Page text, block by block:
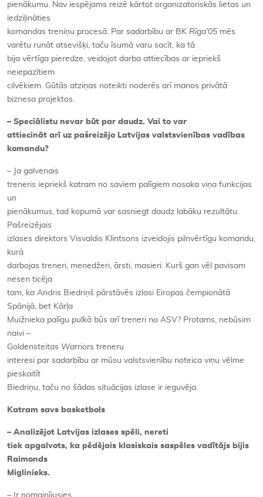
pienākumu. Nav iespējams reizē kārtot organizatoriskās lietas un
iedziļināties
komandas treniņu procesā. Par sadarbību ar BK Rīga'05 mēs
varētu runāt atsevišķi, taču īsumā varu sacīt, ka tā
bija vērtīga pieredze, veidojot darba attiecības ar iepriekš
neiepazītiem
cilvēkiem. Gūtās atziņas noteikti noderēs arī manos privātā
biznesa projektos.
– Speciālistu nevar būt par daudz. Vai to var
attiecināt arī uz pašreizējo Latvijas valstsvienības vadības
komandu?
– Ja galvenais
treneris iepriekš katram no saviem palīgiem nosaka viņa funkcijas
un
pienākumus, tad kopumā var sasniegt daudz labāku rezultātu.
Pašreizējais
izlases direktors Visvaldis Klintsons izveidojis pilnvērtīgu komandu,
kurā
darbojas treneri, menedžeri, ārsti, masieri. Kurš gan vēl pavisam
nesen ticēja
tam, ka Andris Biedriņš pārstāvēs izlasi Eiropas čempionātā
Spānijā, bet Kārļa
Muižnieka palīgu pulkā būs arī treneri no ASV? Protams, nebūsim
naivi –
Goldensteitas Warriors treneru
interesi par sadarbību ar mūsu valstsvienību noteica viņu vēlme
pieskaitīt
Biedriņu, taču no šādas situācijas izlase ir ieguvēja.
Katram savs basketbols
– Analizējot Latvijas izlases spēli, nereti
tiek apgalvots, ka pēdējais klasiskais saspēles vadītājs bijis
Raimonds
Miglinieks.
– Ir nomainījusies